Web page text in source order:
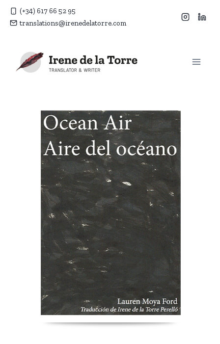
Saltar(+34) 617 66 52 95
translations@irenedelatorre.com